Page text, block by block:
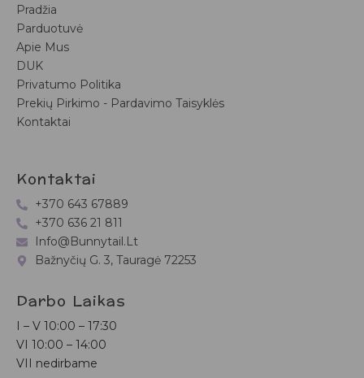
Pradžia
Parduotuvė
Apie Mus
DUK
Privatumo Politika
Prekių Pirkimo - Pardavimo Taisyklės
Kontaktai
Kontaktai
+370 643 67889
+370 636 21 811
Info@bunnytail.lt
Bažnyčių G. 3, Tauragė 72253
Darbo Laikas
I – V 10:00 – 17:30
VI 10:00 – 14:00
VII nedirbame